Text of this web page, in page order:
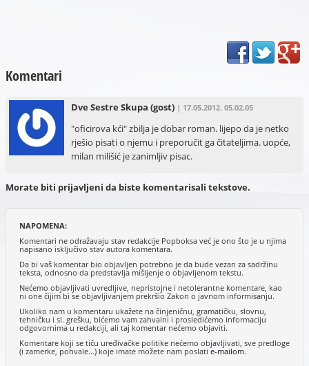
Komentari
Dve Sestre Skupa (gost) | 17.05.2012. 05.02.05
"oficirova kći" zbilja je dobar roman. lijepo da je netko
rješio pisati o njemu i preporučit ga čitateljima. uopće,
milan milišić je zanimljiv pisac.
Morate biti prijavljeni da biste komentarisali tekstove.
NAPOMENA:
Komentari ne odražavaju stav redakcije Popboksa već je ono što je u njima
napisano isključivo stav autora komentara.
Da bi vaš komentar bio objavljen potrebno je da bude vezan za sadržinu
teksta, odnosno da predstavlja mišljenje o objavljenom tekstu.
Nećemo objavljivati uvredljive, nepristojne i netolerantne komentare, kao
ni one čijim bi se objavljivanjem prekršio Zakon o javnom informisanju.
Ukoliko nam u komentaru ukažete na činjeničnu, gramatičku, slovnu,
tehničku i sl. grešku, bićemo vam zahvalni i prosledićemo informaciju
odgovornima u redakciji, ali taj komentar nećemo objaviti.
Komentare koji se tiču uređivačke politike nećemo objavljivati, sve predloge
(i zamerke, pohvale...) koje imate možete nam poslatie-mailom.